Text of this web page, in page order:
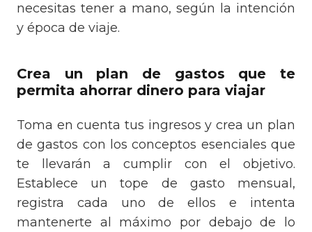
necesitas tener a mano, según la intención
y época de viaje.
Crea un plan de gastos que te
permita ahorrar dinero para viajar
Toma en cuenta tus ingresos y crea un plan
de gastos con los conceptos esenciales que
te llevarán a cumplir con el objetivo.
Establece un tope de gasto mensual,
registra cada uno de ellos e intenta
mantenerte al máximo por debajo de lo